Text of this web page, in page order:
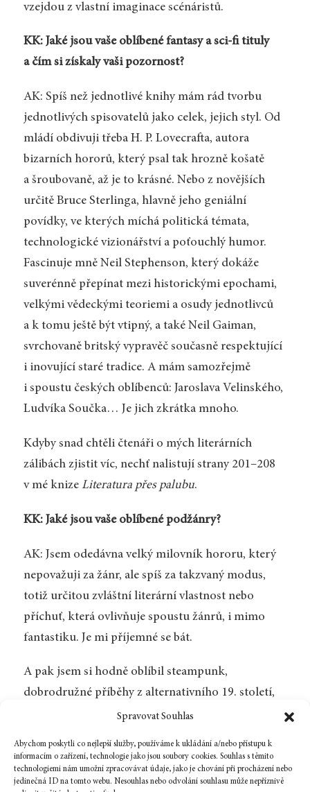
Spravovat Souhlas
Abychom poskytli co nejlepší služby, používáme k ukládání a/nebo přístupu k
informacím o zařízení, technologie jako jsou soubory cookies. Souhlas s těmito
technologiemi nám umožní zpracovávat údaje, jako je chování při procházení nebo
jedinečná ID na tomto webu. Nesouhlas nebo odvolání souhlasu může nepříznivě
vzejdou z vlastní imaginace scénáristů.
KK: Jaké jsou vaše oblíbené fantasy a sci-fi tituly
a čím si získaly vaši pozornost?
AK: Spíš než jednotlivé knihy mám rád tvorbu
jednotlivých spisovatelů jako celek, jejich styl. Od
mládí obdivuji třeba H. P. Lovecrafta, autora
bizarních hororů, který psal tak hrozně košatě
a šroubovaně, až je to krásné. Nebo z novějších
určitě Bruce Sterlinga, hlavně jeho geniální
povídky, ve kterých míchá politická témata,
technologické vizionářství a poťouchlý humor.
Fascinuje mně Neil Stephenson, který dokáže
suverénně přepínat mezi historickými epochami,
velkými vědeckými teoriemi a osudy jednotlivců
a k tomu ještě být vtipný, a také Neil Gaiman,
svrchovaně britský vypravěč současně respektující
i inovující staré tradice. A mám samozřejmě
i spoustu českých oblíbenců: Jaroslava Velinského,
Ludvíka Součka… Je jich zkrátka mnoho.
Kdyby snad chtěli čtenáři o mých literárních
zálibách zjistit víc, nechť nalistují strany 201–208
v mé knize Literatura přes palubu.
KK: Jaké jsou vaše oblíbené podžánry?
AK: Jsem odedávna velký milovník hororu, který
nepovažuji za žánr, ale spíš za takzvaný modus,
totiž určitou zvláštní literární vlastnost nebo
příchuť, která ovlivňuje spoustu žánrů, i mimo
fantastiku. Je mi příjemné se bát.
A pak jsem si hodně oblíbil steampunk,
dobrodružné příběhy z alternativního 19. století,
dneska je to už spíše móda, životní styl. Jako
veřejnosti v patřičně stylovém oděvu, ale srdce
novoviktoriána ve mně rozhodně bije.